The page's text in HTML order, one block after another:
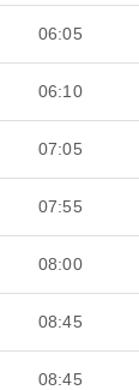
06:05
06:10
07:05
07:55
08:00
08:45
08:45